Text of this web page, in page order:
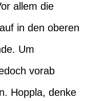
allem die
in den oberen
Um
vorab
Hoppla, denke